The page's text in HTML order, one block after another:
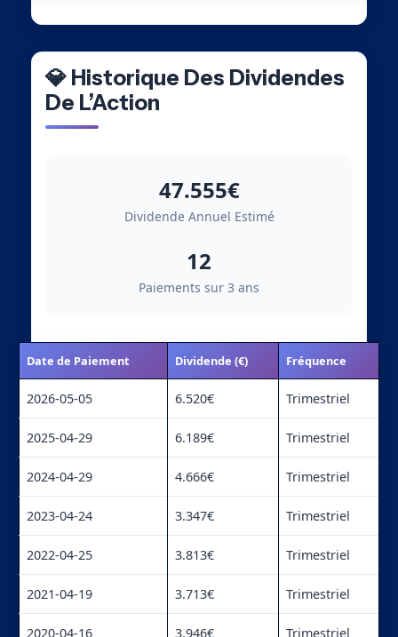
💎 Historique Des Dividendes
De L’Action
47.555€
Dividende Annuel Estimé
12
Paiements sur 3 ans
Date de Paiement Dividende (€) Fréquence
2026-05-05 6.520€ Trimestriel
2025-04-29 6.189€ Trimestriel
2024-04-29 4.666€ Trimestriel
2023-04-24 3.347€ Trimestriel
2022-04-25 3.813€ Trimestriel
2021-04-19 3.713€ Trimestriel
2020-04-16 3.946€ Trimestriel